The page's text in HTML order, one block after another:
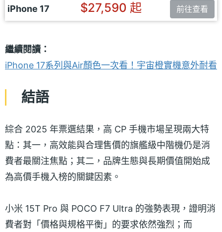
iPhone 17 $27,590 起 前往查看
繼續閱讀：
iPhone 17系列與Air顏色一次看！宇宙橙實機意外耐看
結語
綜合 2025 年票選結果，高 CP 手機市場呈現兩大特
點：其一，高效能與合理售價的旗艦級中階機仍是消
費者最關注焦點；其二，品牌生態與長期價值開始成
為高價手機入榜的關鍵因素。
小米 15T Pro 與 POCO F7 Ultra 的強勢表現，證明消
費者對「價格與規格平衡」的要求依然強烈；而